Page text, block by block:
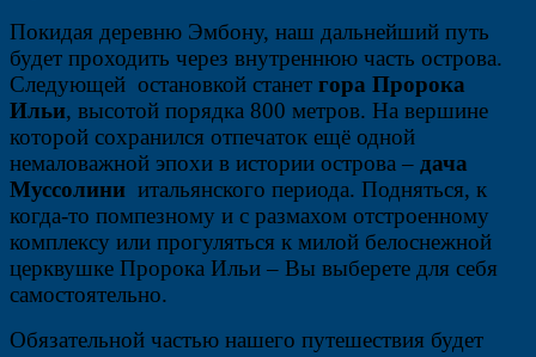
Покидая деревню Эмбону, наш дальнейший путь
будет проходить через внутреннюю часть острова.
Следующей остановкой станет гора Пророка
Ильи, высотой порядка 800 метров. На вершине
которой сохранился отпечаток ещё одной
немаловажной эпохи в истории острова – дача
Муссолини итальянского периода. Подняться, к
когда-то помпезному и с размахом отстроенному
комплексу или прогуляться к милой белоснежной
церквушке Пророка Ильи – Вы выберете для себя
самостоятельно.
Обязательной частью нашего путешествия будет